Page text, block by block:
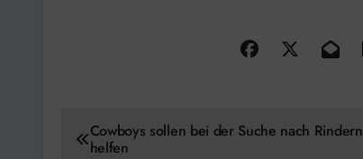
Beitragsnavigation
Cowboys sollen bei der Suche nach Rindern
helfen